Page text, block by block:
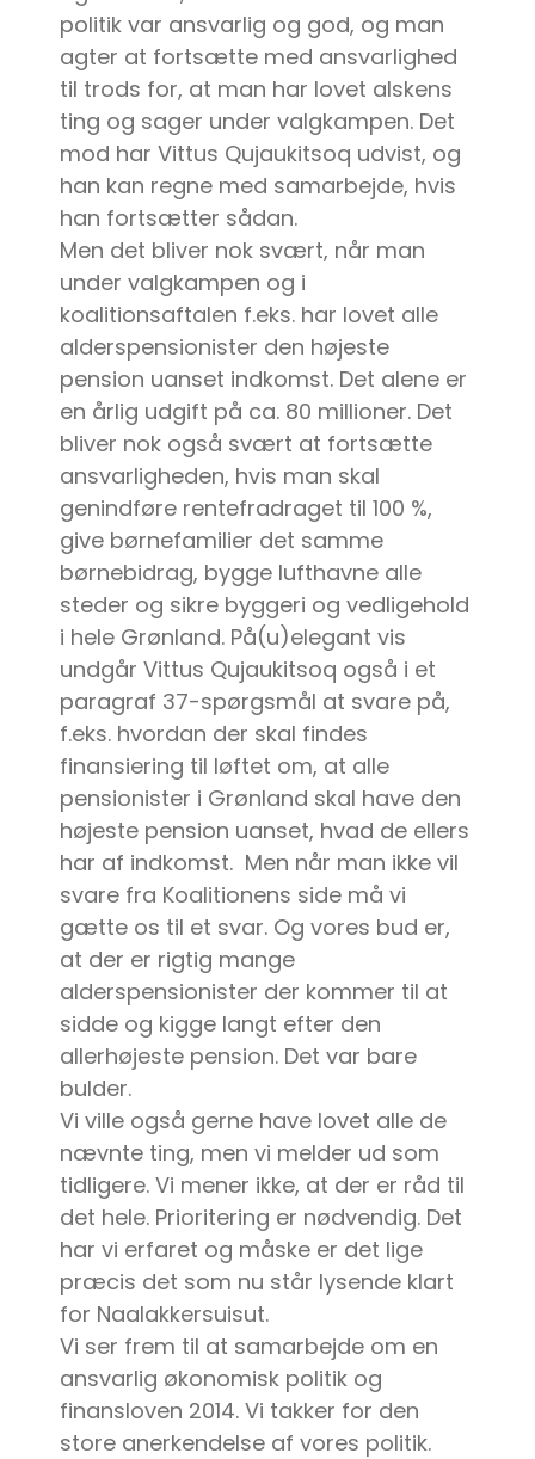
politik var ansvarlig og god, og man
agter at fortsætte med ansvarlighed
til trods for, at man har lovet alskens
ting og sager under valgkampen. Det
mod har Vittus Qujaukitsoq udvist, og
han kan regne med samarbejde, hvis
han fortsætter sådan.
Men det bliver nok svært, når man
under valgkampen og i
koalitionsaftalen f.eks. har lovet alle
alderspensionister den højeste
pension uanset indkomst. Det alene er
en årlig udgift på ca. 80 millioner. Det
bliver nok også svært at fortsætte
ansvarligheden, hvis man skal
genindføre rentefradraget til 100 %,
give børnefamilier det samme
børnebidrag, bygge lufthavne alle
steder og sikre byggeri og vedligehold
i hele Grønland. På(u)elegant vis
undgår Vittus Qujaukitsoq også i et
paragraf 37-spørgsmål at svare på,
f.eks. hvordan der skal findes
finansiering til løftet om, at alle
pensionister i Grønland skal have den
højeste pension uanset, hvad de ellers
har af indkomst. Men når man ikke vil
svare fra Koalitionens side må vi
gætte os til et svar. Og vores bud er,
at der er rigtig mange
alderspensionister der kommer til at
sidde og kigge langt efter den
allerhøjeste pension. Det var bare
bulder.
Vi ville også gerne have lovet alle de
nævnte ting, men vi melder ud som
tidligere. Vi mener ikke, at der er råd til
det hele. Prioritering er nødvendig. Det
har vi erfaret og måske er det lige
præcis det som nu står lysende klart
for Naalakkersuisut.
Vi ser frem til at samarbejde om en
ansvarlig økonomisk politik og
finansloven 2014. Vi takker for den
store anerkendelse af vores politik.